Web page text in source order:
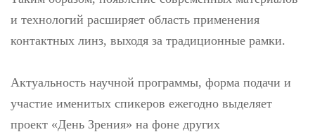
и технологий расширяет область применения
контактных линз, выходя за традиционные рамки.
Актуальность научной программы, форма подачи и
участие именитых спикеров ежегодно выделяет
проект «День Зрения» на фоне других